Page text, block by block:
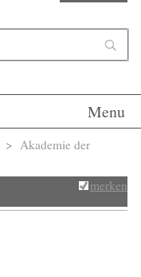
Menu
> Akademie der
merken